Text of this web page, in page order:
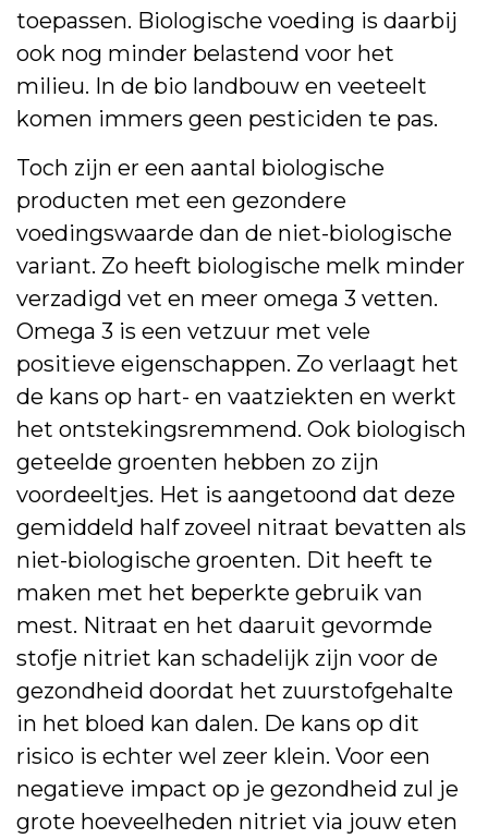
toepassen. Biologische voeding is daarbij
ook nog minder belastend voor het
milieu. In de bio landbouw en veeteelt
komen immers geen pesticiden te pas.
Toch zijn er een aantal biologische
producten met een gezondere
voedingswaarde dan de niet-biologische
variant. Zo heeft biologische melk minder
verzadigd vet en meer omega 3 vetten.
Omega 3 is een vetzuur met vele
positieve eigenschappen. Zo verlaagt het
de kans op hart- en vaatziekten en werkt
het ontstekingsremmend. Ook biologisch
geteelde groenten hebben zo zijn
voordeeltjes. Het is aangetoond dat deze
gemiddeld half zoveel nitraat bevatten als
niet-biologische groenten. Dit heeft te
maken met het beperkte gebruik van
mest. Nitraat en het daaruit gevormde
stofje nitriet kan schadelijk zijn voor de
gezondheid doordat het zuurstofgehalte
in het bloed kan dalen. De kans op dit
risico is echter wel zeer klein. Voor een
negatieve impact op je gezondheid zul je
grote hoeveelheden nitriet via jouw eten